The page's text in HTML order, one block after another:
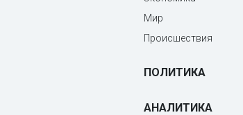
Мир
Происшествия
ПОЛИТИКА
АНАЛИТИКА